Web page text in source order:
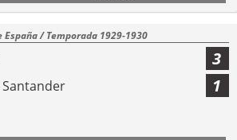
España / Temporada 1929-1930
3
Santander 1